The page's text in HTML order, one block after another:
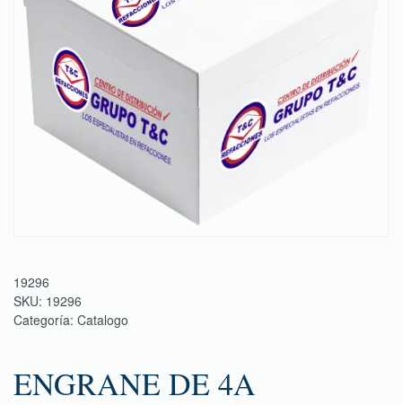
19296
SKU: 19296
Categoría: Catalogo
ENGRANE DE 4A